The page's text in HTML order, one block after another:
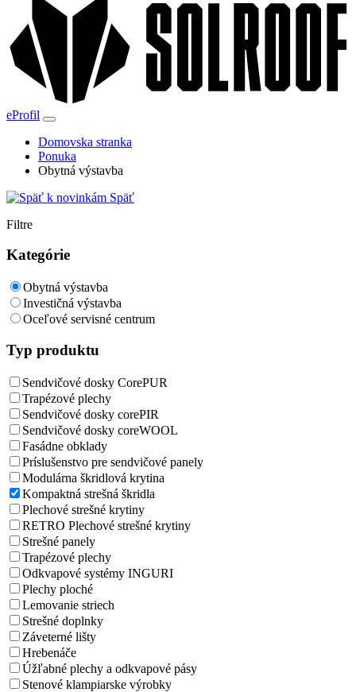
eProfil
Domovska stranka
Ponuka
Obytná výstavba
Späť
Filtre
Kategórie
Obytná výstavba
Investičná výstavba
Oceľové servisné centrum
Typ produktu
Sendvičové dosky CorePUR
Trapézové plechy
Sendvičové dosky corePIR
Sendvičové dosky coreWOOL
Fasádne obklady
Príslušenstvo pre sendvičové panely
Modulárna škridlová krytina
Kompaktná strešná škridla
Plechové strešné krytiny
RETRO Plechové strešné krytiny
Strešné panely
Trapézové plechy
Odkvapové systémy INGURI
Plechy ploché
Lemovanie striech
Strešné doplnky
Záveterné lišty
Hrebenáče
Úžľabné plechy a odkvapové pásy
Stenové klampiarske výrobky